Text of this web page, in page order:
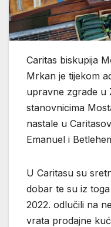
Caritas biskupija
Mrkan je tijekom
upravne zgrade u
stanovnicima
nastale u
Emanuel i
U Caritasu su
dobar te su iz
2022. odlučili na
vrata prodajne